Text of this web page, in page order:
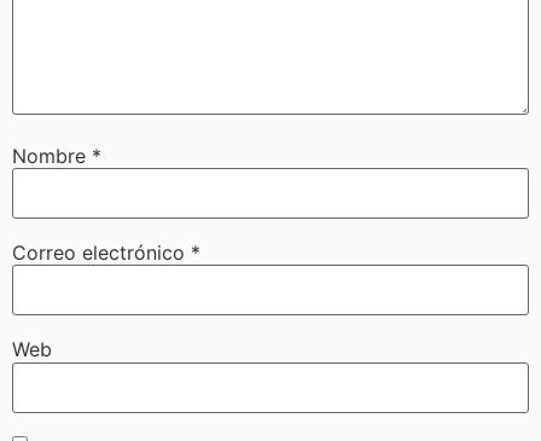
Nombre *
Correo electrónico *
Web